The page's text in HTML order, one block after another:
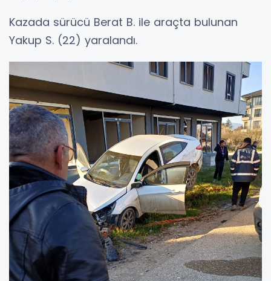
Kazada sürücü Berat B. ile araçta bulunan
Yakup S. (22) yaralandı.